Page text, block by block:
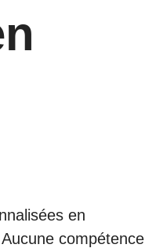
en
compétence